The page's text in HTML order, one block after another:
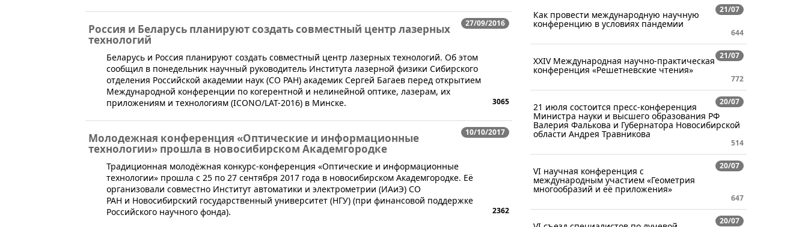
27/09/2016
Россия и Беларусь планируют создать совместный центр лазерных
технологий
​Беларусь и Россия планируют создать совместный центр лазерных технологий. Об этом
сообщил в понедельник научный руководитель Института лазерной физики Сибирского
отделения Российской академии наук (СО РАН) академик Сергей Багаев перед открытием
Международной конференции по когерентной и нелинейной оптике, лазерам, их
приложениям и технологиям (ICONO/LAT-2016) в Минске.
3065
10/10/2017
Молодежная конференция «Оптические и информационные
технологии» прошла в новосибирском Академгородке
​​​Традиционная молодёжная конкурс-конференция «Оптические и информационные
технологии» прошла с 25 по 27 сентября 2017 года в новосибирском Академгородке. Её
организовали совместно Институт автоматики и электрометрии (ИАиЭ) СО
РАН и Новосибирский государственный университет (НГУ) (при финансовой поддержке
Российского научного фонда).
2362
21/07
Как провести международную научную
конференцию в условиях пандемии
644
21/07
XXIV Международная научно-практическая
конференция «Решетневские чтения»
772
20/07
21 июля состоится пресс-конференция
Министра науки и высшего образования РФ
Валерия Фалькова и Губернатора Новосибирской
области Андрея Травникова
514
20/07
VI научная конференция с
международным участием «Геометрия
многообразий и её приложения»
647
20/07